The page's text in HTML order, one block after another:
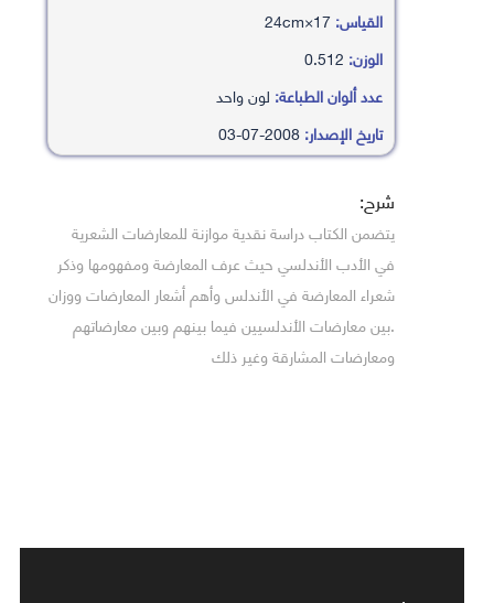
القياس:
الوزن:
عدد ألوان الطباعة: لون واحد
تاريخ الإصدار:
شرح:
يتضمن الكتاب دراسة نقدية موازنة للمعارضات الشعرية
في الأدب الأندلسي حيث عرف المعارضة ومفهومها وذكر
شعراء المعارضة في الأندلس وأهم أشعار المعارضات ووزان
.بين معارضات الأندلسيين فيما بينهم وبين معارضاتهم
ومعارضات المشارقة وغير ذلك